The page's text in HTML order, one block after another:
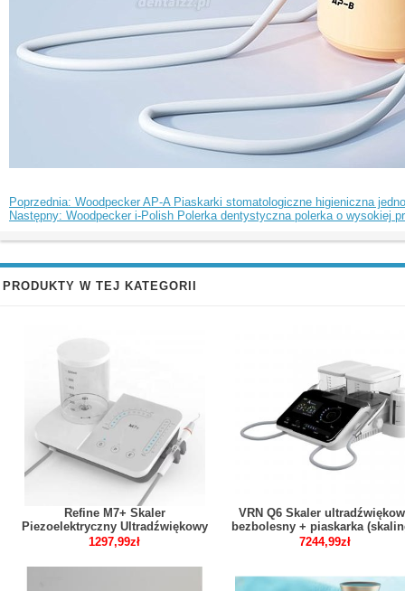
Poprzednia: Woodpecker AP-A Piaskarki stomatologiczne higieniczna
Następny: Woodpecker i-Polish Polerka dentystyczna polerka o wysokiej
PRODUKTY W TEJ KATEGORII
Refine M7+ Skaler
Piezoelektryczny Ultradźwiękowy
Z Diodą LED I Butelką Na Wodę
1297,99zł
VRN Q6 Skaler
bezbolesny + piaskarka
implant / periodontologia /
7244,99zł